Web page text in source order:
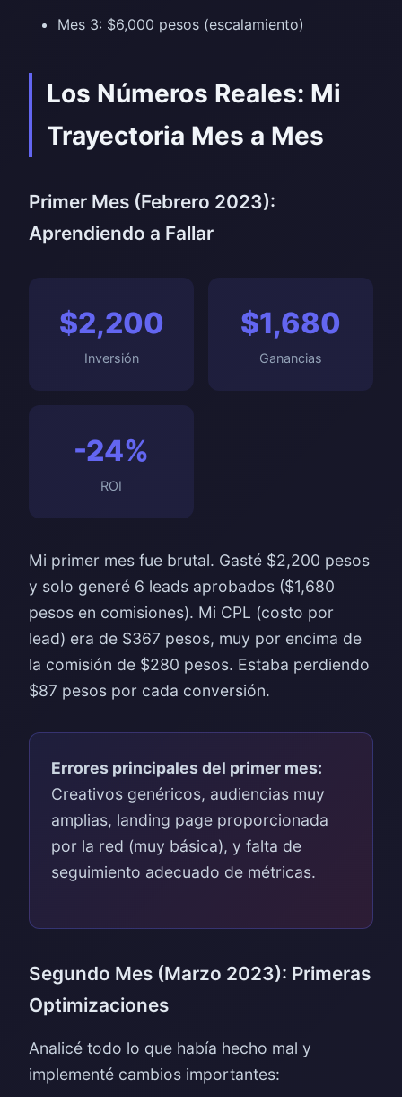
Mes 3: $6,000 pesos (escalamiento)
Los Números Reales: Mi
Trayectoria Mes a Mes
Primer Mes (Febrero 2023):
Aprendiendo a Fallar
$2,200
Inversión
$1,680
Ganancias
-24%
ROI
Mi primer mes fue brutal. Gasté $2,200 pesos
y solo generé 6 leads aprobados ($1,680
pesos en comisiones). Mi CPL (costo por
lead) era de $367 pesos, muy por encima de
la comisión de $280 pesos. Estaba perdiendo
$87 pesos por cada conversión.
Errores principales del primer mes:
Creativos genéricos, audiencias muy
amplias, landing page proporcionada
por la red (muy básica), y falta de
seguimiento adecuado de métricas.
Segundo Mes (Marzo 2023): Primeras
Optimizaciones
Analicé todo lo que había hecho mal y
implementé cambios importantes: